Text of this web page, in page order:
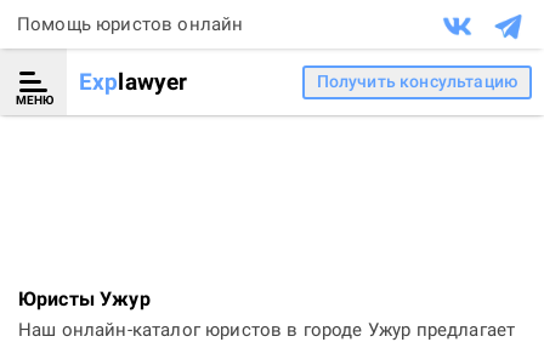
Помощь юристов онлайн
МЕНЮ
Explawyer Получить консультацию
Юристы Ужур
Наш онлайн-каталог юристов в городе Ужур предлагает